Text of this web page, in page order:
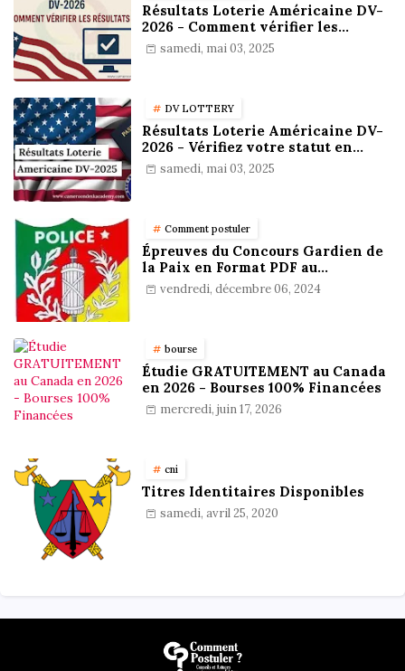
Résultats Loterie Américaine DV-
2026 - Comment vérifier les
résultats
samedi, mai 03, 2025
DV LOTTERY
Résultats Loterie Américaine DV-
2026 - Vérifiez votre statut en
ligne !
samedi, mai 03, 2025
Comment postuler
Épreuves du Concours Gardien de
la Paix en Format PDF au
Cameroun : Stratégies,
Préparation et Astuces pour
vendredi, décembre 06, 2024
bourse
Étudie GRATUITEMENT au Canada
en 2026 - Bourses 100% Financées
mercredi, juin 17, 2026
cni
Titres Identitaires Disponibles
samedi, avril 25, 2020